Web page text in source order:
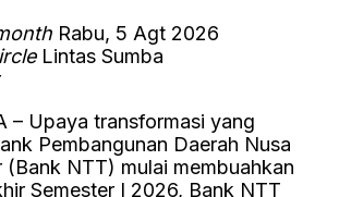
Rabu, 5 Agt 2026
Lintas Sumba
– Upaya transformasi yang
Pembangunan Daerah Nusa
(Bank NTT) mulai membuahkan
Semester I 2026, Bank NTT